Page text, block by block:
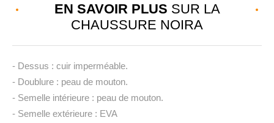
EN SAVOIR PLUS SUR LA
CHAUSSURE NOIRA
- Dessus : cuir imperméable.
- Doublure : peau de mouton.
- Semelle intérieure : peau de mouton.
- Semelle extérieure : EVA